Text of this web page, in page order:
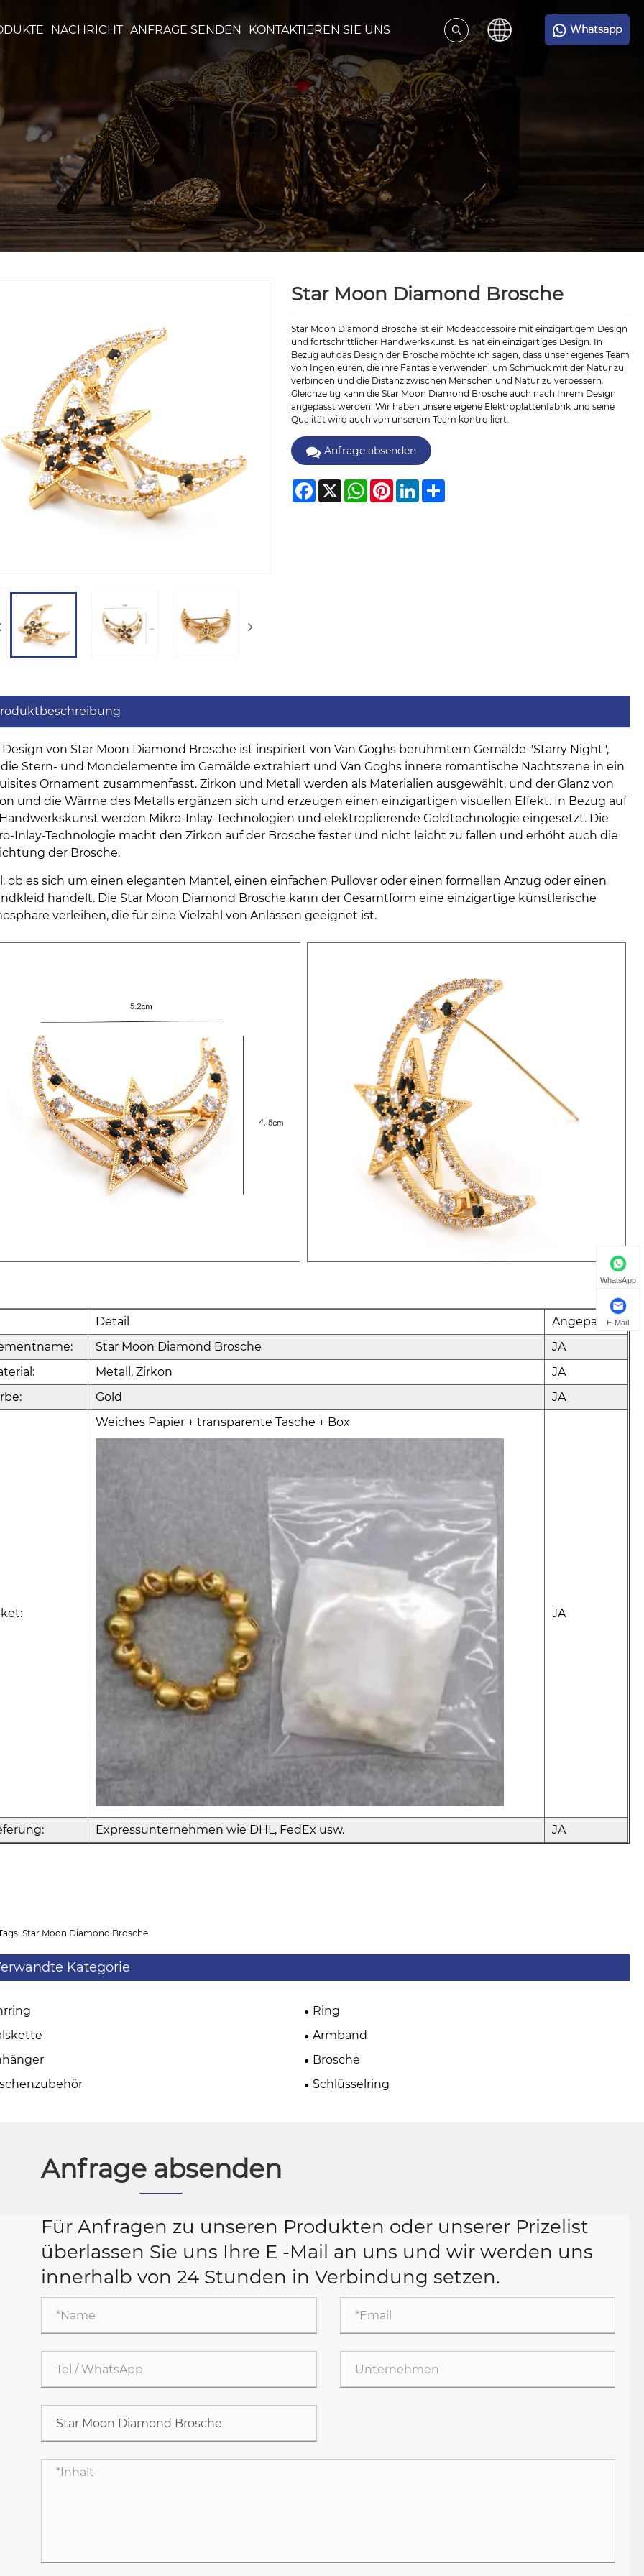
NACHRICHT ANFRAGE SENDEN KONTAKTIEREN SIE UNS Whatsapp
Star Moon Diamond Brosche
Star Moon Diamond Brosche ist ein Modeaccessoire mit einzigartigem Design
und fortschrittlicher Handwerkskunst. Es hat ein einzigartiges Design. In
Bezug auf das Design der Brosche möchte ich sagen, dass unser eigenes Team
von Ingenieuren, die ihre Fantasie verwenden, um Schmuck mit der Natur zu
verbinden und die Distanz zwischen Menschen und Natur zu verbessern.
Gleichzeitig kann die Star Moon Diamond Brosche auch nach Ihrem Design
angepasst werden. Wir haben unsere eigene Elektroplattenfabrik und seine
Qualität wird auch von unserem Team kontrolliert.
Anfrage absenden
Facebook
X WhatsAppPinterestLinkedInShare
Design von Star Moon Diamond Brosche ist inspiriert von Van Goghs berühmtem Gemälde "Starry Night",
die Stern- und Mondelemente im Gemälde extrahiert und Van Goghs innere romantische Nachtszene in ein
Ornament zusammenfasst. Zirkon und Metall werden als Materialien ausgewählt, und der Glanz von
und die Wärme des Metalls ergänzen sich und erzeugen einen einzigartigen visuellen Effekt. In Bezug auf
werden Mikro-Inlay-Technologien und elektroplierende Goldtechnologie eingesetzt. Die
Inlay-Technologie macht den Zirkon auf der Brosche fester und nicht leicht zu fallen und erhöht auch die
der Brosche.
ob es sich um einen eleganten Mantel, einen einfachen Pullover oder einen formellen Anzug oder einen
handelt. Die Star Moon Diamond Brosche kann der Gesamtform eine einzigartige künstlerische
verleihen, die für eine Vielzahl von Anlässen geeignet ist.
Detail
Angepasst
Star Moon Diamond Brosche
JA
Metall, Zirkon
JA
Gold JA
Weiches Papier + transparente Tasche + Box
JA
Expressunternehmen wie DHL, FedEx usw. JA
Star Moon Diamond Brosche
Kategorie
Ring
Armband
Brosche
Schlüsselring
Anfrage absenden
Für Anfragen zu unseren Produkten oder unserer Prizelist
überlassen Sie uns Ihre E -Mail an uns und wir werden uns
innerhalb von 24 Stunden in Verbindung setzen.
WhatsApp
E-Mail